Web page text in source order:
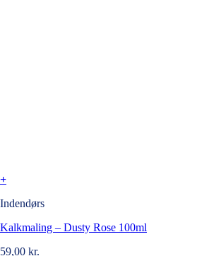
+
Indendørs
Kalkmaling – Dusty Rose 100ml
59,00 kr.